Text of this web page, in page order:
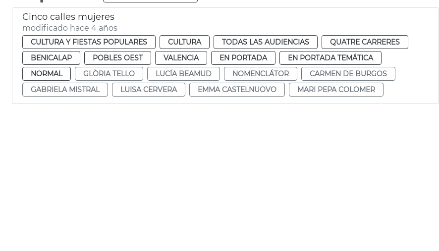
Cinco calles mujeres
modificado hace 4 años
CULTURA Y FIESTAS POPULARES CULTURA TODAS LAS AUDIENCIAS
QUATRE CARRERES
BENICALAP
POBLES OEST VALENCIA EN PORTADA
EN PORTADA TEMÁTICA
NORMAL
GLÒRIA TELLO LUCÍA BEAMUD NOMENCLÁTOR
CARMEN DE BURGOS
GABRIELA MISTRAL
LUISA CERVERA EMMA CASTELNUOVO MARI PEPA COLOMER